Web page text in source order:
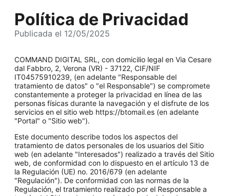
Política de Privacidad
Publicada el 12/05/2025
COMMAND DIGITAL SRL, con domicilio legal en Via Cesare
dal Fabbro, 2, Verona (VR) - 37122, CIF/NIF
IT04575910239, (en adelante "Responsable del
tratamiento de datos" o "el Responsable") se compromete
constantemente a proteger la privacidad en línea de las
personas físicas durante la navegación y el disfrute de los
servicios en el sitio web https://btomail.es (en adelante
"Portal" o "Sitio web").
Este documento describe todos los aspectos del
tratamiento de datos personales de los usuarios del Sitio
web (en adelante "Interesados") realizado a través del Sitio
web, de conformidad con lo dispuesto en el artículo 13 de
la Regulación (UE) no. 2016/679 (en adelante
"Regulación"). De conformidad con las normas de la
Regulación, el tratamiento realizado por el Responsable a